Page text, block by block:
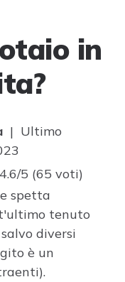
in
| Ultimo
5 (65 voti)
spetta
tenuto
diversi
è un